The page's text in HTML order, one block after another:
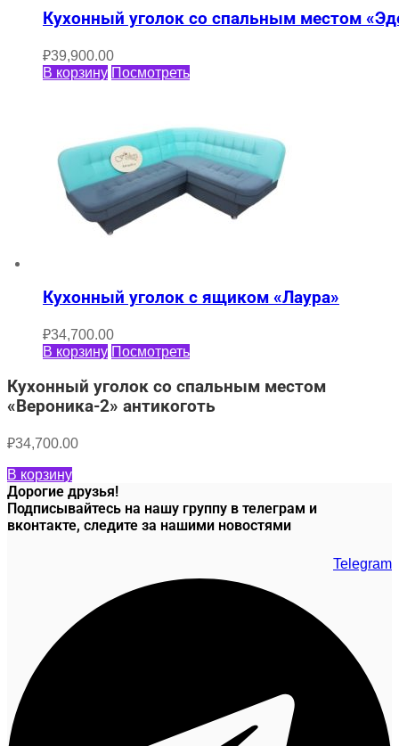
Кухонный уголок со спальным местом
₽39,900.00
В корзину Посмотреть
Кухонный уголок с ящиком «Лаура»
₽34,700.00
В корзину Посмотреть
Кухонный уголок со спальным местом
«Вероника-2» антикоготь
₽34,700.00
В корзину
Дорогие друзья!
Подписывайтесь на нашу группу в телеграм и
вконтакте, следите за нашими новостями
Telegram